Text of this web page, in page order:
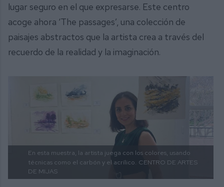
lugar seguro en el que expresarse. Este centro
acoge ahora ‘The passages’, una colección de
paisajes abstractos que la artista crea a través del
recuerdo de la realidad y la imaginación.
En esta muestra, la artista juega con los colores, usando
técnicas como el carbón y el acrílico. CENTRO DE ARTES
DE MIJAS